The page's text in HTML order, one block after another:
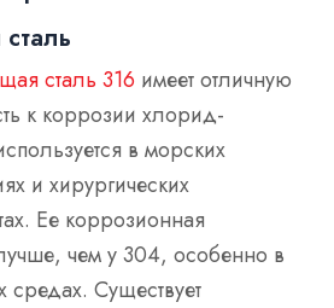
сталь 316 имеет отличную
к коррозии хлорид-
в морских
и хирургических
Ее коррозионная
чем у 304, особенно в
Существует